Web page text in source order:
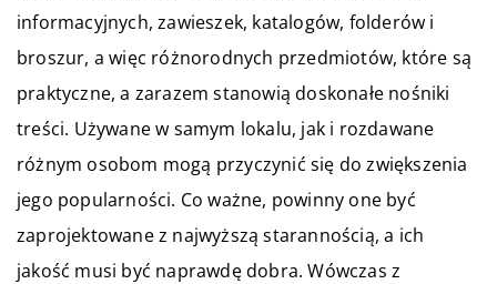
informacyjnych, zawieszek, katalogów, folderów i
broszur, a więc różnorodnych przedmiotów, które są
praktyczne, a zarazem stanowią doskonałe nośniki
treści. Używane w samym lokalu, jak i rozdawane
różnym osobom mogą przyczynić się do zwiększenia
jego popularności. Co ważne, powinny one być
zaprojektowane z najwyższą starannością, a ich
jakość musi być naprawdę dobra. Wówczas z